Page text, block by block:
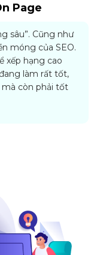
Page
sâu”. Cũng như
móng của SEO.
xếp hạng cao
làm rất tốt,
còn phải tốt